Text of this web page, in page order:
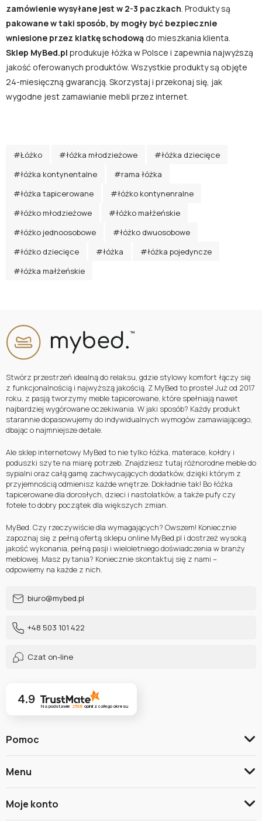
zamówienie wysyłane jest w 2-3 paczkach. Produkty są
pakowane w taki sposób, by mogły być bezpiecznie
wniesione przez klatkę schodową do mieszkania klienta.
Sklep MyBed.pl produkuje łóżka w Polsce i zapewnia najwyższą
jakość oferowanych produktów. Wszystkie produkty są objęte
24-miesięczną gwarancją. Skorzystaj i przekonaj się, jak
wygodne jest zamawianie mebli przez internet.
#Łóżko #łóżka młodzieżowe
#łóżka dziecięce
#łóżka kontynentalne
#rama łóżka
#łóżka tapicerowane
#łóżko kontynenralne
#łóżko młodzieżowe
#łóżko małżeńskie
#łóżko jednoosobowe
#łóżko dwuosobowe
#łóżko dziecięce
#łóżka
#łóżka pojedyncze
#łóżka małżeńskie
Stwórz przestrzeń idealną do relaksu, gdzie stylowy komfort łączy się
z funkcjonalnością i najwyższą jakością. Z MyBed to proste! Już od 2017
roku, z pasją tworzymy meble tapicerowane, które spełniają nawet
najbardziej wygórowane oczekiwania. W jaki sposób? Każdy produkt
starannie dopasowujemy do indywidualnych wymogów zamawiającego,
dbając o najmniejsze detale.
Ale sklep internetowy MyBed to nie tylko łóżka, materace, kołdry i
poduszki szyte na miarę potrzeb. Znajdziesz tutaj różnorodne meble do
sypialni oraz całą gamę zachwycających dodatków, dzięki którym z
przyjemnością odmienisz każde wnętrze. Dokładnie tak! Bo łóżka
tapicerowane dla dorosłych, dzieci i nastolatków, a także pufy czy
fotele to dobry początek dla większych zmian.
MyBed. Czy rzeczywiście dla wymagających? Owszem! Koniecznie
zapoznaj się z pełną ofertą sklepu online MyBed.pl i dostrzeż wysoką
jakość wykonania, pełną pasji i wieloletniego doświadczenia w branży
meblowej. Masz pytania? Koniecznie skontaktuj się z nami –
odpowiemy na każde z nich.
biuro@mybed.pl
+48 503 101 422
Czat on-line
4.9
Na podstawie 2598 opinii z całego okresu
Pomoc
Menu
Moje konto